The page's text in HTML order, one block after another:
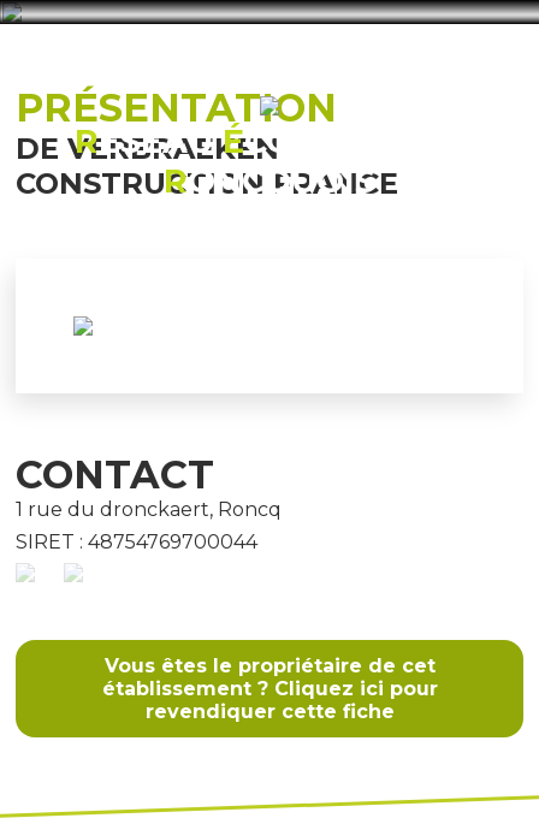
RÉSEAUÉCONOMIQUE
RONCQUOIS
Vous êtes le propriétaire de cet
établissement ? Cliquez ici pour
revendiquer cette fiche
PRÉSENTATION
DE VERBRAEKEN
CONSTRUCTION FRANCE
CONTACT
1 rue du dronckaert, Roncq
SIRET : 48754769700044